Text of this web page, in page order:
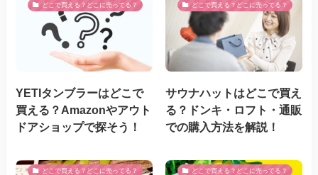
どこで買える？どこに売ってる？
YETIタンブラーはどこで
買える？Amazonやアウト
ドアショップで探そう！
どこで買える？どこに売ってる？
サウナハットはどこで買え
る？ドンキ・ロフト・通販
での購入方法を解説！
どこで買える？どこに売ってる？ どこで買える？どこに売ってる？